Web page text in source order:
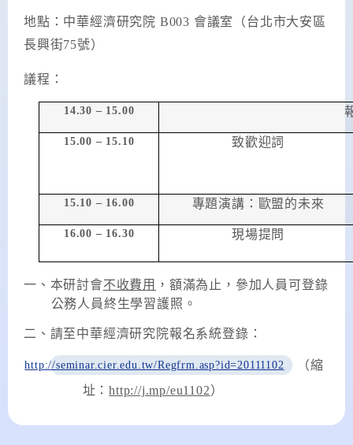
地點：中華經濟研究院 B003 會議室（台北市大安區
長興街75號）
議程：
14.30 – 15.00
15.00 – 15.10 致歡迎詞
15.10 – 16.00 專題演講：歐盟的未來
16.00 – 16.30 現場提問
一、本研討會不收費用 ，額滿為止，參加人員可登錄
公務人員終生學習護照。
二、 請至中華經濟研究院報名系統登錄：
http://seminar.cier.edu.tw/Regfrm.asp?id=20111102
（縮
址：http://j.mp/eu1102）